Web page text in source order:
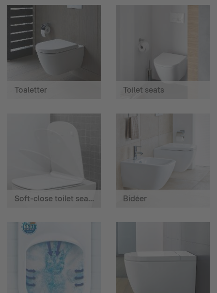
Toaletter Toilet seats
Soft-close toilet seats Bidéer